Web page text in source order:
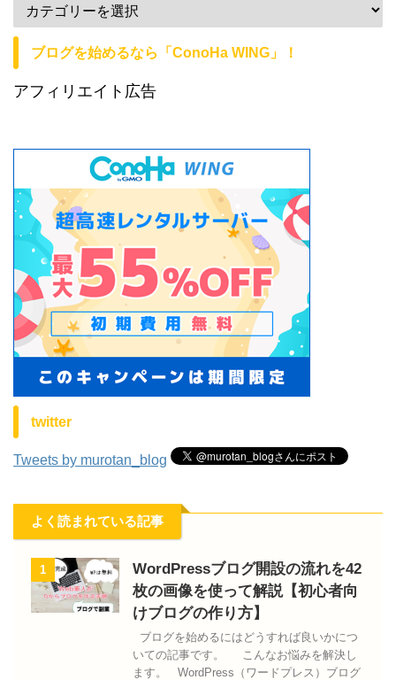
ブログを始めるなら「ConoHa WING」！
アフィリエイト広告
twitter
Tweets by murotan_blog
よく読まれている記事
1
WordPressブログ開設の流れを42
枚の画像を使って解説【初心者向
けブログの作り方】
ブログを始めるにはどうすれば良いかにつ
いての記事です。 こんなお悩みを解決し
ます。 WordPress（ワードプレス）ブログ